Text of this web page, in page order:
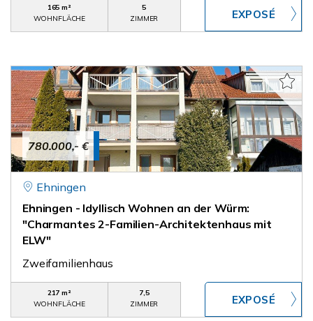
165 m²
WOHNFLÄCHE
5
ZIMMER
780.000,- €
Ehningen
Ehningen - Idyllisch Wohnen an der Würm:
"Charmantes 2-Familien-Architektenhaus mit
ELW"
Zweifamilienhaus
217 m²
WOHNFLÄCHE
7,5
ZIMMER